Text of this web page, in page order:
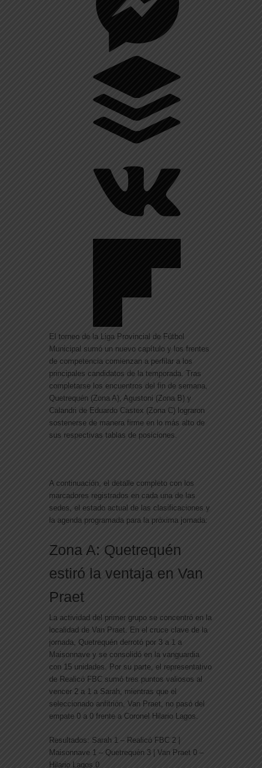
El torneo de la
Liga Provincial de Fútbol
Municipal sumó un nuevo capítulo y los frentes
de competencia comienzan a perfilar a los
principales candidatos de la temporada. Tras
completarse los encuentros del fin de semana,
Quetrequén (Zona A) Agustoni (Zona B) y
Calandri de Eduardo Castex (Zona C) lograron
sostenerse de manera firme en lo más alto de
sus respectivas tablas de posiciones.
A continuación, el detalle completo con los
marcadores registrados en cada una de las
sedes, el estado actual de las clasificaciones y
la agenda programada para la próxima jornada:
Zona A: Quetrequén
estiró la ventaja en Van
Praet
La actividad del primer grupo se concentró en la
localidad de Van Praet. En el cruce clave de la
jornada, Quetrequén derrotó por 3 a 1 a
Maisonnave y se consolidó en la vanguardia
con 15 unidades. Por su parte, el representativo
de Realicó FBC sumó tres puntos valiosos al
vencer 2 a 1 a Sarah , mientras que el
seleccionado anfitrión, Van Praet, no pasó del
empate 0 a 0 frente a Coronel Hilario Lagos.
Resultados: Sarah 1 – Realicó FBC 2 |
Maisonnave 1 – Quetrequén 3 | Van Praet 0 –
Hilario Lagos 0